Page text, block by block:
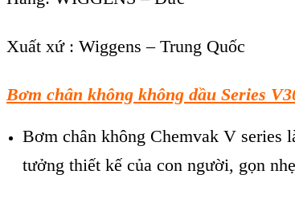
Xuất xứ : Wiggens – Trung Quốc
Bơm chân không không dầu Series
Bơm chân không Chemvak V series
tưởng thiết kế của con người, gọn